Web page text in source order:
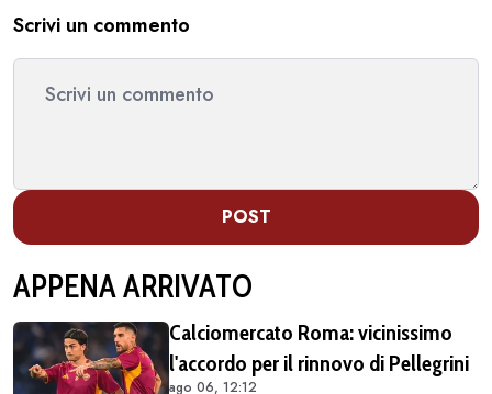
Scrivi un commento
POST
APPENA ARRIVATO
Calciomercato Roma: vicinissimo
l'accordo per il rinnovo di Pellegrini
ago 06, 12:12